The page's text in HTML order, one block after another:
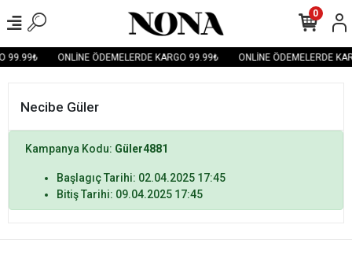
99.99₺ ONLİNE ÖDEMELERDE KARGO 99.99₺ ONLİNE ÖDEMELERDE
0
Necibe Güler
Kampanya Kodu: Güler4881
Başlagıç Tarihi: 02.04.2025 17:45
Bitiş Tarihi: 09.04.2025 17:45